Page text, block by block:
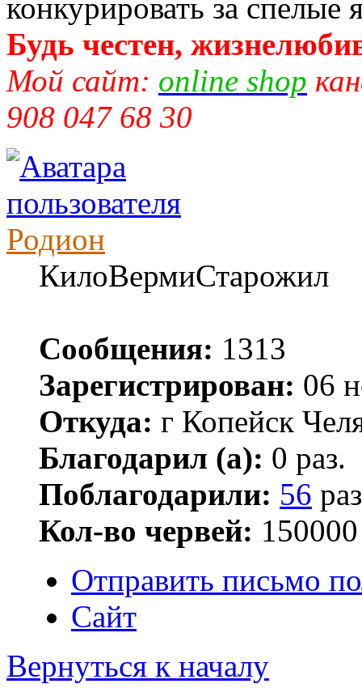
конкурировать за спелые
Будь честен,
Мой сайт: online shop
908 047 68 30
Родион
КилоВермиСтарожил
Сообщения: 1313
Зарегистрирован: 06
Откуда: г Копейск
Благодарил (а): 0 раз.
Поблагодарили: 56
Кол-во червей: 150000
Отправить письмо
Сайт
Вернуться к началу